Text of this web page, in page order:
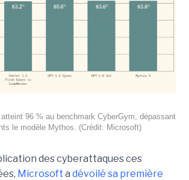
96 % au benchmark CyberGym, dépassant
le modèle Mythos. (Crédit: Microsoft)
des cyberattaques ces
Microsoft a dévoilé sa première